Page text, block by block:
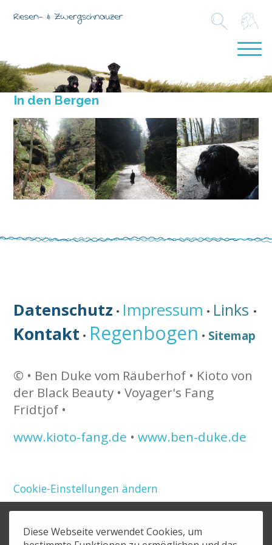
In den Bergen
Datenschutz • Impressum • Links •
Kontakt • Regenbogen • Sitemap
© • Ben Duke vom Räuberhof • Kioto von
der Black Beauty • Voyager's Fang
Fridtjof •
www.kioto-fang.de •www.ben-duke.de
Cookie-Einstellungen ändern
Diese Webseite verwendet Cookies, um